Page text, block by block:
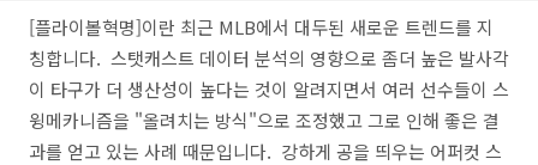
[플라이볼혁명]이란 최근 MLB에서 대두된 새로운 트렌드를 지
칭합니다. 스탯캐스트 데이터 분석의 영향으로 좀더 높은 발사각
이 타구가 더 생산성이 높다는 것이 알려지면서 여러 선수들이 스
윙메카니즘을 "올려치는 방식"으로 조정했고 그로 인해 좋은 결
과를 얻고 있는 사례 때문입니다. 강하게 공을 띄우는 어퍼컷 스